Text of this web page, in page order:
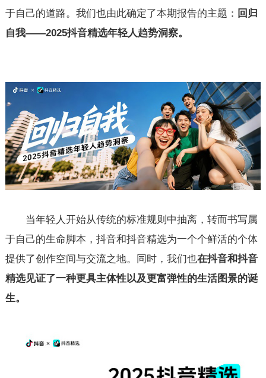
于自己的道路。我们也由此确定了本期报告的主题： 回归
自我——2025抖音精选年轻人趋势洞察。
当年轻人开始从传统的标准规则中抽离，转而书写属
于自己的生命脚本，抖音和抖音精选为一个个鲜活的个体
提供了创作空间与交流之地。同时，我们也在抖音和抖音
精选见证了一种更具主体性以及更富弹性的生活图景的诞
生。